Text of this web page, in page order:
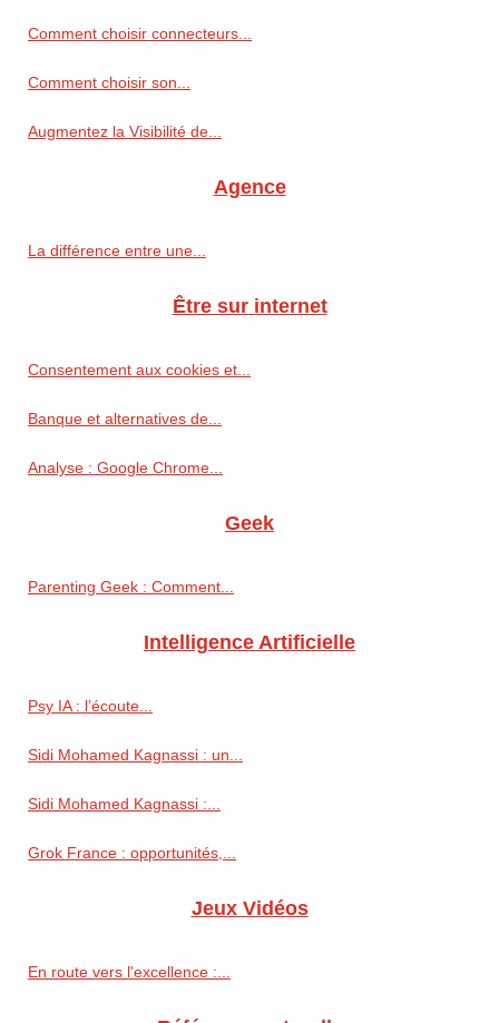
Comment choisir connecteurs...
Comment choisir son...
Augmentez la Visibilité de...
Agence
La différence entre une...
Être sur internet
Consentement aux cookies et...
Banque et alternatives de...
Analyse : Google Chrome...
Geek
Parenting Geek : Comment...
Intelligence Artificielle
Psy IA : l’écoute...
Sidi Mohamed Kagnassi : un...
Sidi Mohamed Kagnassi :...
Grok France : opportunités,...
Jeux Vidéos
En route vers l'excellence :...